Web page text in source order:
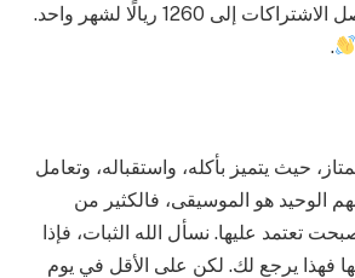
دون اشتراك، حيث تصل الاشتراكات إلى 1260 ريالًا لشهر واحد.
.
حيث يتميز بأكله، واستقباله، وتعامل
الوحيد هو الموسيقى، فالكثير من
تعتمد عليها. نسأل الله الثبات، فإذا
فهذا يرجع لك. لكن على الأقل في يوم